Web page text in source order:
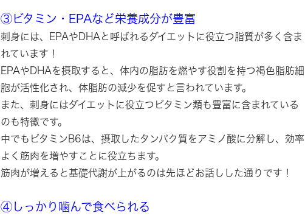
③ビタミン・EPAなど栄養成分が豊富
刺身には、EPAやDHAと呼ばれるダイエットに役立つ脂質が多く含ま
れています！
EPAやDHAを摂取すると、体内の脂肪を燃やす役割を持つ褐色脂肪細
胞が活性化され、体脂肪の減少を促すと言われています。
また、刺身にはダイエットに役立つビタミン類も豊富に含まれている
のも特徴です。
中でもビタミンB6は、摂取したタンパク質をアミノ酸に分解し、効率
よく筋肉を増やすことに役立ちます。
筋肉が増えると基礎代謝が上がるのは先ほどお話しした通りです！
④しっかり噛んで食べられる